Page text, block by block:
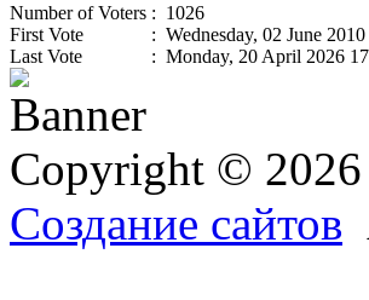
Number of Voters : 1026
First Vote
: Wednesday, 02 June
Last Vote
: Monday, 20 April 2026
Copyright © 2026
Создание сайтов